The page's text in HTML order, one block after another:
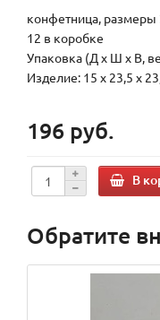
конфетница, размеры
12 в коробке
Упаковка (Д х Ш х В,
Изделие: 15 x 23,5 x
196 руб.
В
Обратите